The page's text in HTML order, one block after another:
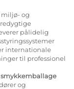
og
pålidelig
internationale
til professionel
og